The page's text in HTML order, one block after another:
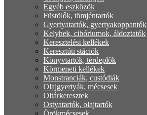
Egyéb eszközök
Füstölők, tömjéntartók
Gyertyatartók, gyertyakoppantók
Kelyhek, cibóriumok, áldoztatók
Keresztelési kellékek
Keresztúti stációk
Könyvtartók, térdeplők
Körmeneti kellékek
Monstranciák, custódiák
Olajgyertyák, mécsesek
Oltárkeresztek
Ostyatartók, olajtartók
Örökmécsesek